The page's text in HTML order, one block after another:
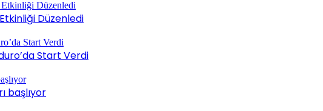
Düzenledi
Start Verdi
başlıyor